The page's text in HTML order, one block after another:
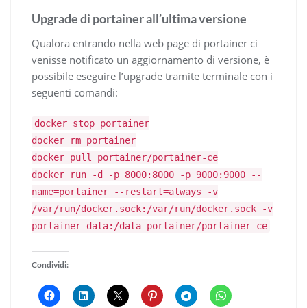
Upgrade di portainer all’ultima versione
Qualora entrando nella web page di portainer ci
venisse notificato un aggiornamento di versione, è
possibile eseguire l’upgrade tramite terminale con i
seguenti comandi:
docker stop portainer
docker rm portainer
docker pull portainer/portainer-ce
docker run -d -p 8000:8000 -p 9000:9000 --
name=portainer --restart=always -v
/var/run/docker.sock:/var/run/docker.sock -v
portainer_data:/data portainer/portainer-ce
Condividi: